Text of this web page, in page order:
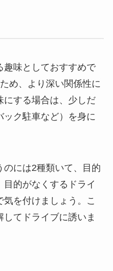
趣味としておすすめで
め、より深い関係性に
にする場合は、少しだ
ック駐車など）を身に
のには2種類いて、目的
的がなくするドライ
を付けましょう。こ
てドライブに誘いま